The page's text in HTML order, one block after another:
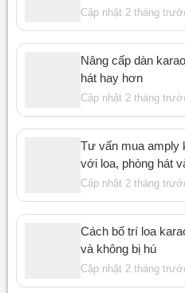
thước
4.7 kg
Đen, Xám Trắng
Hướng
dẫn sử
Tài liệu PDF
harman go play 3
phối
Công ty TNHH
Cập nhật 2 tháng
Nâng cấp dàn
hát hay hơn
Cập nhật 2 tháng
Tư vấn mua amply
với loa, phòng hát
Cập nhật 2 tháng
Cách bố trí loa
và không bị hú
Cập nhật 2 tháng